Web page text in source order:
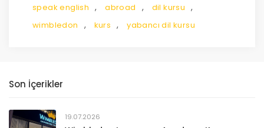
speak english , abroad , dil kursu ,
wimbledon , kurs , yabancı dil kursu
Son İçerikler
19.07.2026